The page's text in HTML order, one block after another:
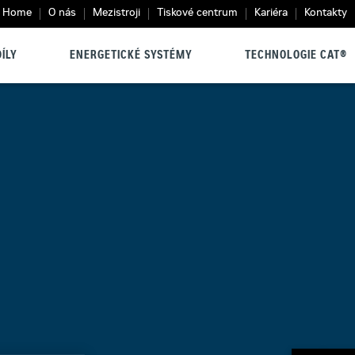
Home O nás Mezistroji Tiskové centrum Kariéra Kontakty
ENERGETICKÉ SYSTÉMY TECHNOLOGIE CAT®